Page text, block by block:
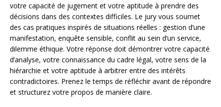
votre capacité de jugement et votre aptitude à prendre des
décisions dans des contextes difficiles. Le jury vous soumet
des cas pratiques inspirés de situations réelles : gestion d’une
manifestation, enquête sensible, conflit au sein d’un service,
dilemme éthique. Votre réponse doit démontrer votre capacité
d’analyse, votre connaissance du cadre légal, votre sens de la
hiérarchie et votre aptitude à arbitrer entre des intérêts
contradictoires. Prenez le temps de réfléchir avant de répondre
et structurez votre propos de manière claire.